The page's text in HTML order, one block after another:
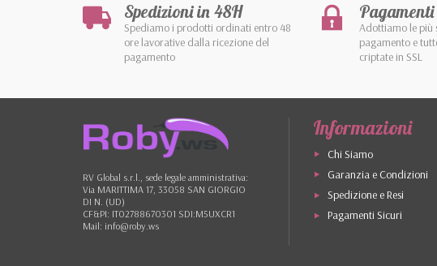
Spedizioni in 48H
Spediamo i prodotti ordinati entro 48
ore lavorative dalla ricezione del
pagamento
Adottiamo le più
pagamento e
criptate in SSL
RV Global s.r.l., sede legale amministrativa:
Via MARITTIMA 17, 33058 SAN GIORGIO
DI N. (UD)
CF&PI: IT02788670301 SDI:M5UXCR1
Mail: info@roby.ws
Informazioni
Chi Siamo
Garanzia e Condizioni
Spedizione e Resi
Pagamenti Sicuri